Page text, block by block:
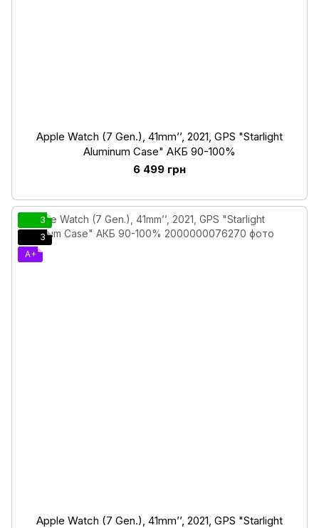
Apple Watch (7 Gen.), 41mm’’, 2021, GPS "Starlight
Aluminum Case" АКБ 90-100%
6 499 грн
3
3
A+
Apple Watch (7 Gen.), 41mm’’, 2021, GPS "Starlight